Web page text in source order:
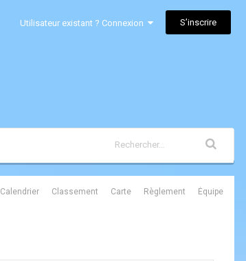
Utilisateur existant ? Connexion S’inscrire
Calendrier Classement Carte Règlement Équipe